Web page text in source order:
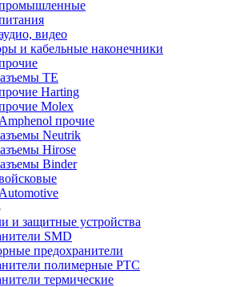
видео
и кабельные наконечники
TE
Harting
Molex
прочие
Neutrik
Hirose
Binder
и защитные устройства
SMD
предохранители
полимерные PTC
термические